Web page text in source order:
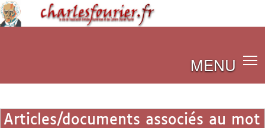
MENU
Articles/documents associés au mot